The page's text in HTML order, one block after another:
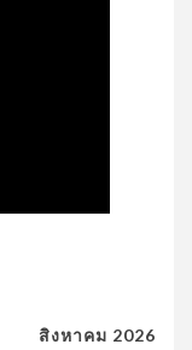
สิงหาคม 2026